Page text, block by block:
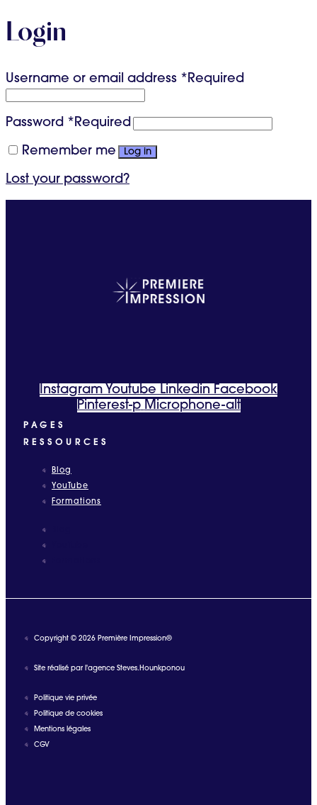
Login
Username or email address * Required
Password * Required
Remember me Log in
Lost your password?
Instagram Youtube Linkedin Facebook
Pinterest-p Microphone-alt
PAGES
RESSOURCES
Blog
YouTube
Formations
Copyright © 2026 Première Impression®
Site réalisé par l'agence Steves.Hounkponou
Politique vie privée
Politique de cookies
Mentions légales
CGV